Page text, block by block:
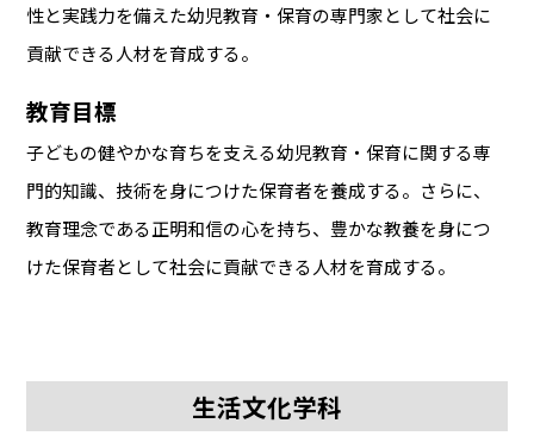
性と実践力を備えた幼児教育・保育の専門家として社会に
貢献できる人材を育成する。
教育目標
子どもの健やかな育ちを支える幼児教育・保育に関する専
門的知識、技術を身につけた保育者を養成する。さらに、
教育理念である正明和信の心を持ち、豊かな教養を身につ
けた保育者として社会に貢献できる人材を育成する。
生活文化学科